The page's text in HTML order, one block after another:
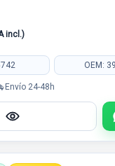
incl.)
OEM:
Envío 24-48h